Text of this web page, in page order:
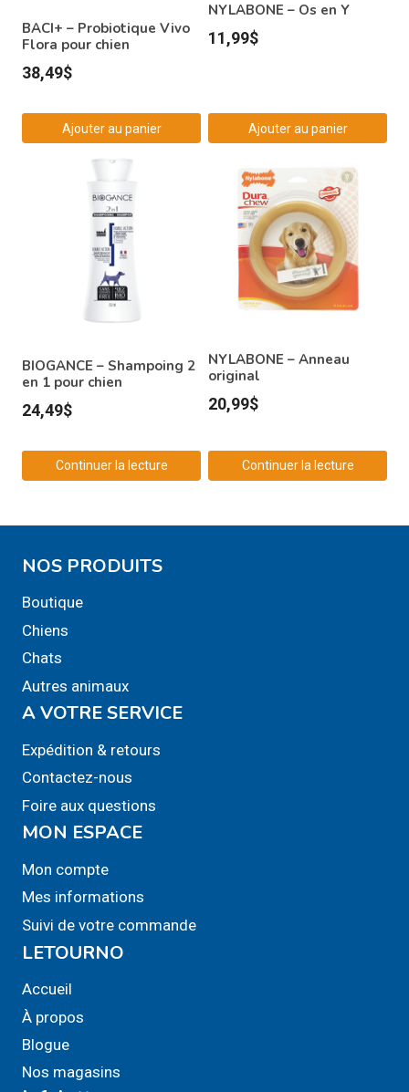
BACI+ – Probiotique Vivo
Flora pour chien
38,49$
Ajouter au panier
NYLABONE – Os en Y
11,99$
Ajouter au panier
BIOGANCE – Shampoing 2
en 1 pour chien
24,49$
Continuer la lecture
NYLABONE – Anneau
original
20,99$
Continuer la lecture
NOS PRODUITS
Boutique
Chiens
Chats
Autres animaux
A VOTRE SERVICE
Expédition & retours
Contactez-nous
Foire aux questions
MON ESPACE
Mon compte
Mes informations
Suivi de votre commande
LETOURNO
Accueil
À propos
Blogue
Nos magasins